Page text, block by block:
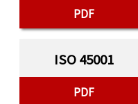
PDF
ISO 45001
PDF